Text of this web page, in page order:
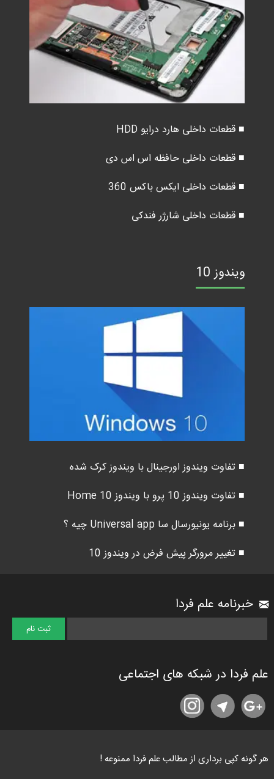
■ قطعات داخلی هارد درایو HDD
■ قطعات داخلی حافظه اس اس دی
■ قطعات داخلی ایکس باکس 360
■ قطعات داخلی شارژر فندکی
ویندوز 10
■ تفاوت ویندوز اورجینال با ویندوز کرک شده
■ تفاوت ویندوز 10 پرو با ویندوز 10 Home
■ برنامه یونیورسال سا Universal app چیه ؟
■ تغییر مرورگر پیش فرض در ویندوز 10
خبرنامه علم فردا
علم فردا در شبکه های اجتماعی
هر گونه کپی برداری از مطالب علم فردا ممنوعه !